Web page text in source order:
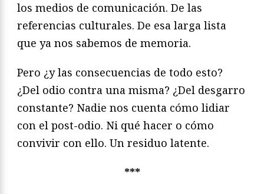
los medios de comunicación. De las
referencias culturales. De esa larga lista
que ya nos sabemos de memoria.
Pero ¿y las consecuencias de todo esto?
¿Del odio contra una misma? ¿Del desgarro
constante? Nadie nos cuenta cómo lidiar
con el post-odio. Ni qué hacer o cómo
convivir con ello. Un residuo latente.
***